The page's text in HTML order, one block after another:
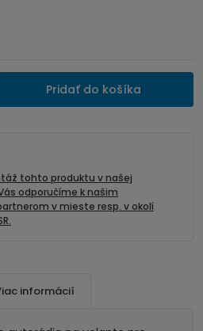
Pridať do košíka
tohto produktu v našej
odporučíme k našim
v mieste resp. v okolí
informácií